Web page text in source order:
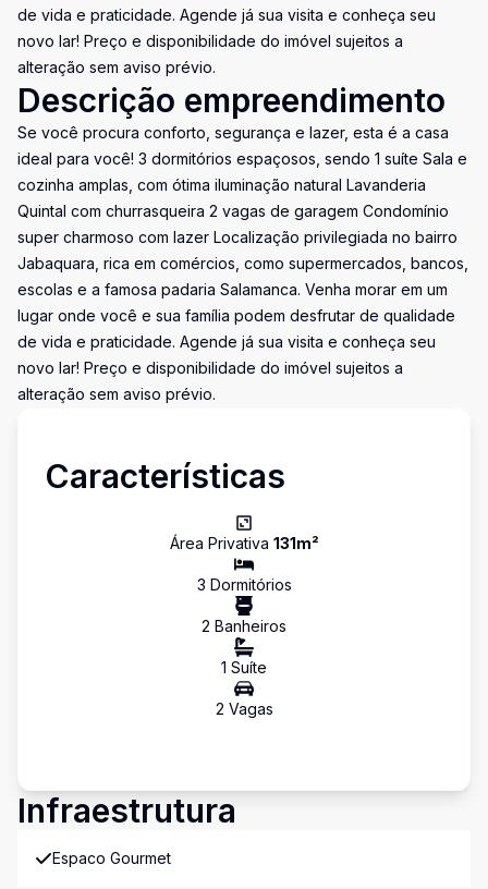
de vida e praticidade. Agende já sua visita e conheça seu
novo lar! Preço e disponibilidade do imóvel sujeitos a
alteração sem aviso prévio.
Descrição empreendimento
Se você procura conforto, segurança e lazer, esta é a casa
ideal para você! 3 dormitórios espaçosos, sendo 1 suíte Sala e
cozinha amplas, com ótima iluminação natural Lavanderia
Quintal com churrasqueira 2 vagas de garagem Condomínio
super charmoso com lazer Localização privilegiada no bairro
Jabaquara, rica em comércios, como supermercados, bancos,
escolas e a famosa padaria Salamanca. Venha morar em um
lugar onde você e sua família podem desfrutar de qualidade
de vida e praticidade. Agende já sua visita e conheça seu
novo lar! Preço e disponibilidade do imóvel sujeitos a
alteração sem aviso prévio.
Características
Área Privativa 131m²
3 Dormitórios
2 Banheiros
1 Suíte
2 Vagas
Infraestrutura
Espaco Gourmet